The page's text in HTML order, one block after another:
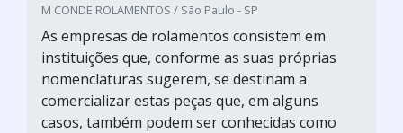
M CONDE ROLAMENTOS / São Paulo - SP
As empresas de rolamentos consistem em
instituições que, conforme as suas próprias
nomenclaturas sugerem, se destinam a
comercializar estas peças que, em alguns
casos, também podem ser conhecidas como